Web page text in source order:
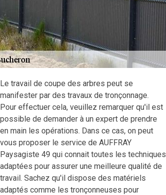
Le travail de coupe des arbres peut se
manifester par des travaux de tronçonnage.
Pour effectuer cela, veuillez remarquer qu'il est
possible de demander à un expert de prendre
en main les opérations. Dans ce cas, on peut
vous proposer le service de AUFFRAY
Paysagiste 49 qui connait toutes les techniques
adaptées pour assurer une meilleure qualité de
travail. Sachez qu'il dispose des matériels
adaptés comme les tronçonneuses pour